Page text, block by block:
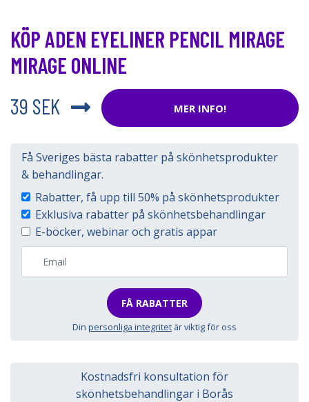
KÖP ADEN EYELINER PENCIL MIRAGE
MIRAGE ONLINE
39 SEK
MER INFO!
Få Sveriges bästa rabatter på skönhetsprodukter
& behandlingar.
Rabatter, få upp till 50% på skönhetsprodukter
Exklusiva rabatter på skönhetsbehandlingar
E-böcker, webinar och gratis appar
FÅ RABATTER
Din personliga integritet är viktig för oss
Kostnadsfri konsultation för
skönhetsbehandlingar i Borås